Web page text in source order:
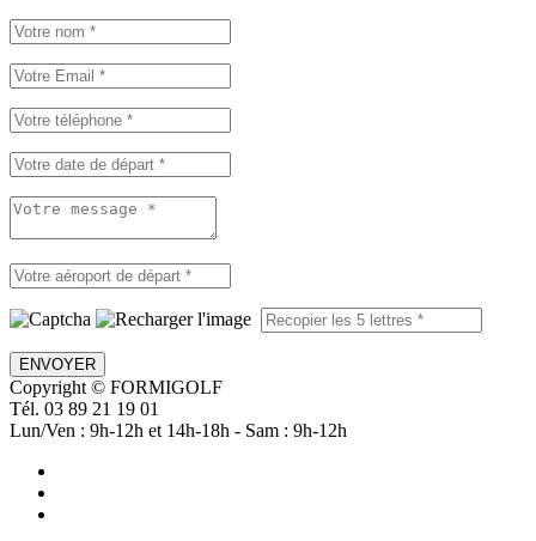
ENVOYER
Copyright © FORMIGOLF
Tél. 03 89 21 19 01
Lun/Ven : 9h-12h et 14h-18h - Sam : 9h-12h